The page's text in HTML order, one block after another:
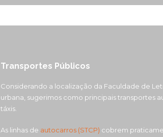
Transportes Públicos
Considerando a localização da Faculdade de
urbana, sugerimos como principais transportes
táxis.
As linhas de autocarros (STCP) cobrem